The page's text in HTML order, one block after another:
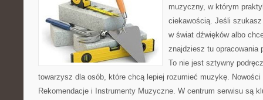
muzyczny, w którym
ciekawością. Jeśli
w świat dźwięków albo
znajdziesz tu opracowania
To nie jest sztywny
towarzysz dla osób, które chcą lepiej rozumieć muzykę.
Rekomendacje i Instrumenty Muzyczne. W centrum serwisu są